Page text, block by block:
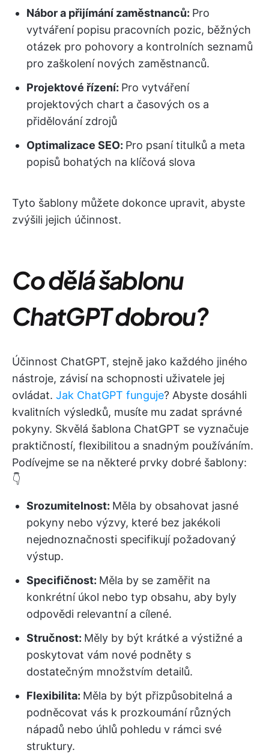
Nábor a přijímání zaměstnanců: Pro
vytváření popisu pracovních pozic, běžných
otázek pro pohovory a kontrolních seznamů
pro zaškolení nových zaměstnanců.
Projektové řízení: Pro vytváření
projektových chart a časových os a
přidělování zdrojů
Optimalizace SEO: Pro psaní titulků a meta
popisů bohatých na klíčová slova
Tyto šablony můžete dokonce upravit, abyste
zvýšili jejich účinnost.
Co dělá šablonu
ChatGPT dobrou?
Účinnost ChatGPT, stejně jako každého jiného
nástroje, závisí na schopnosti uživatele jej
ovládat. Jak ChatGPT funguje? Abyste dosáhli
kvalitních výsledků, musíte mu zadat správné
pokyny. Skvělá šablona ChatGPT se vyznačuje
praktičností, flexibilitou a snadným používáním.
Podívejme se na některé prvky dobré šablony:
👇
Srozumitelnost: Měla by obsahovat jasné
pokyny nebo výzvy, které bez jakékoli
nejednoznačnosti specifikují požadovaný
výstup.
Specifičnost: Měla by se zaměřit na
konkrétní úkol nebo typ obsahu, aby byly
odpovědi relevantní a cílené.
Stručnost: Měly by být krátké a výstižné a
poskytovat vám nové podněty s
dostatečným množstvím detailů.
Flexibilita: Měla by být přizpůsobitelná a
podněcovat vás k prozkoumání různých
nápadů nebo úhlů pohledu v rámci své
struktury.